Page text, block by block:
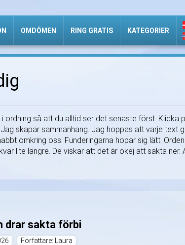
OMDÖMEN RING GRATIS KATEGORIER
ordning så att du alltid ser det senaste först. Klicka
skapar sammanhang. Jag hoppas att varje text
omkring oss. Funderingarna hopar sig lätt.
lite längre. De viskar att det är okej att sakta
drar sakta förbi
Författare: Laura